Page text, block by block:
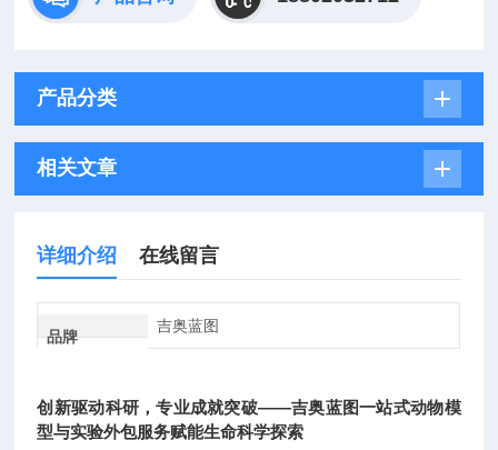
产品分类
相关文章
详细介绍 在线留言
品牌
吉奥蓝图
创新驱动科研，专业成就突破——吉奥蓝图一站式动物模
型与实验外包服务赋能生命科学探索